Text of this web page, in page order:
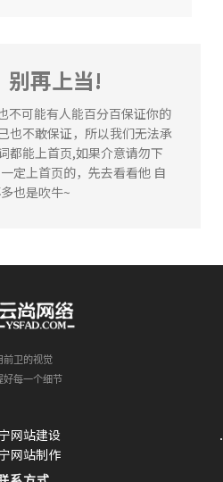
91分钟前
86分钟前
3分钟前
37分钟前
别再上当!
不可能有人能百分百保证你的
也不敢保证，所以我们无法承
都能上首页,如果介意请勿下
定上首页的，先去看看他 自
也是吹牛~
前卫的视觉
好每一个细节
网站建设
网站制作